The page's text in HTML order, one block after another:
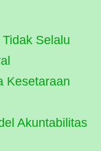
Selalu
Kesetaraan
Akuntabilitas